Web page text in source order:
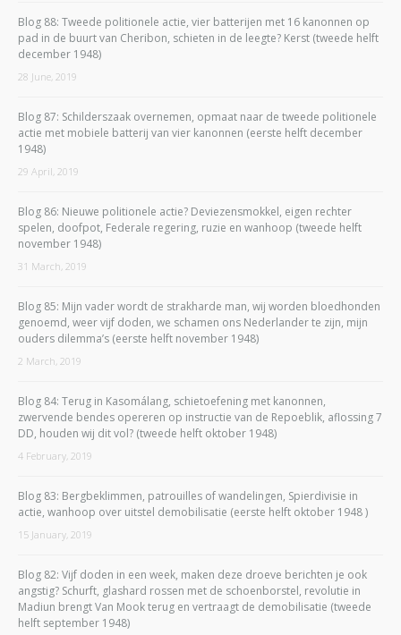
Blog 88: Tweede politionele actie, vier batterijen met 16 kanonnen op
pad in de buurt van Cheribon, schieten in de leegte? Kerst (tweede helft
december 1948)
28 June, 2019
Blog 87: Schilderszaak overnemen, opmaat naar de tweede politionele
actie met mobiele batterij van vier kanonnen (eerste helft december
1948)
29 April, 2019
Blog 86: Nieuwe politionele actie? Deviezensmokkel, eigen rechter
spelen, doofpot, Federale regering, ruzie en wanhoop (tweede helft
november 1948)
31 March, 2019
Blog 85: Mijn vader wordt de strakharde man, wij worden bloedhonden
genoemd, weer vijf doden, we schamen ons Nederlander te zijn, mijn
ouders dilemma’s (eerste helft november 1948)
2 March, 2019
Blog 84: Terug in Kasomálang, schietoefening met kanonnen,
zwervende bendes opereren op instructie van de Repoeblik, aflossing 7
DD, houden wij dit vol? (tweede helft oktober 1948)
4 February, 2019
Blog 83: Bergbeklimmen, patrouilles of wandelingen, Spierdivisie in
actie, wanhoop over uitstel demobilisatie (eerste helft oktober 1948 )
15 January, 2019
Blog 82: Vijf doden in een week, maken deze droeve berichten je ook
angstig? Schurft, glashard rossen met de schoenborstel, revolutie in
Madiun brengt Van Mook terug en vertraagt de demobilisatie (tweede
helft september 1948)